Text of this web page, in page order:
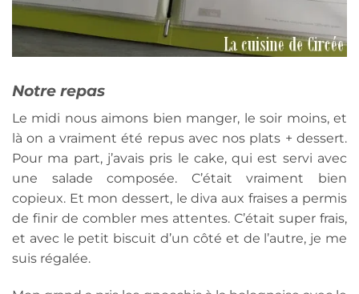
Notre repas
Le midi nous aimons bien manger, le soir moins, et
là on a vraiment été repus avec nos plats + dessert.
Pour ma part, j’avais pris le cake, qui est servi avec
une salade composée. C’était vraiment bien
copieux. Et mon dessert, le diva aux fraises a permis
de finir de combler mes attentes. C’était super frais,
et avec le petit biscuit d’un côté et de l’autre, je me
suis régalée.